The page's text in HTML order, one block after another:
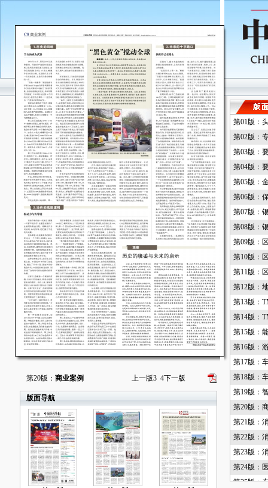
第20版： 商业案例 上一版3 4下一版
版面导航
第01版：
第02版：
第03版：
第04版：
第05版：
第06版：
第07版：
第08版：
第09版：
第10版：
第11版：
第12版：
第13版：
第14版：
第15版：
第16版：
第17版：
第18版：
第19版：
第20版：
第21版：
第22版：
第23版：
第24版：
第25版：